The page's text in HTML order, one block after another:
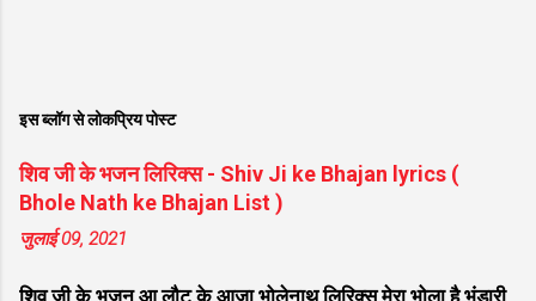
इस ब्लॉग से लोकप्रिय पोस्ट
शिव जी के भजन लिरिक्स - Shiv Ji ke Bhajan lyrics (
Bhole Nath ke Bhajan List )
जुलाई 09, 2021